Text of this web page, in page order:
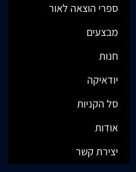
ספרי הוצאה לאור
מבצעים
חנות
יודאיקה
סל הקניות
אודות
יצירת קשר